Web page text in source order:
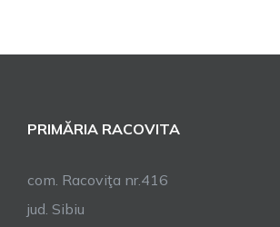
PRIMĂRIA RACOVITA
com. Racoviţa nr.416
jud. Sibiu